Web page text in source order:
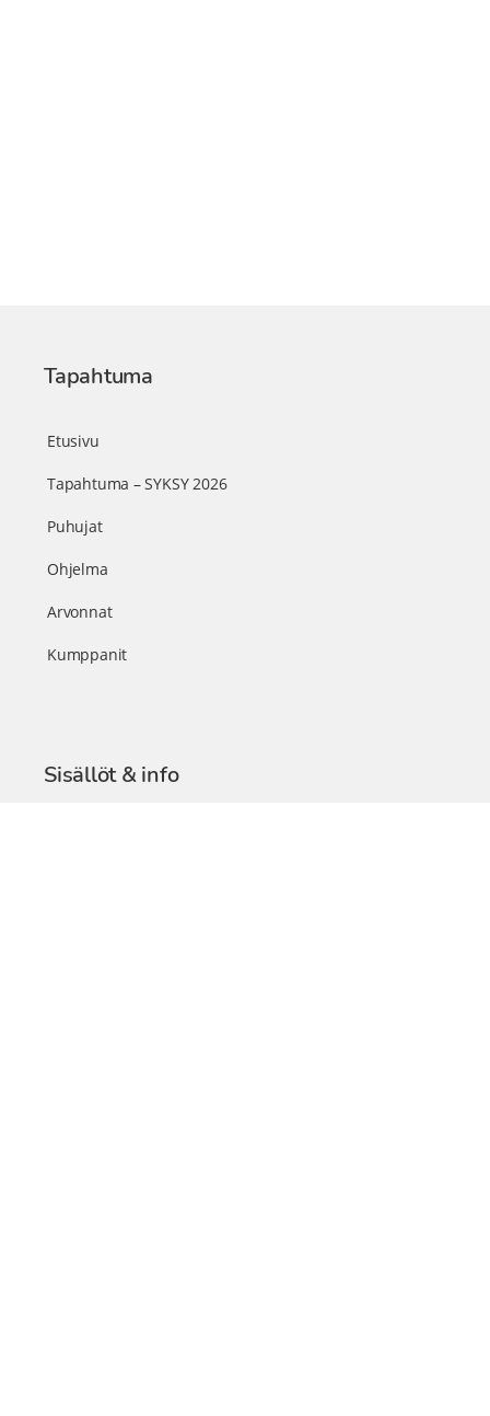
Tapahtuma
Etusivu
Tapahtuma – SYKSY 2026
Puhujat
Ohjelma
Arvonnat
Kumppanit
Sisällöt & info